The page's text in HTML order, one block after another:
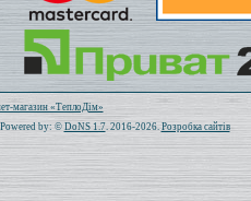
1019830 Сьогодні: 747
магазин «ТеплоДім»
by: © DoNS 1.7. 2016-2026. Розробка сайтів